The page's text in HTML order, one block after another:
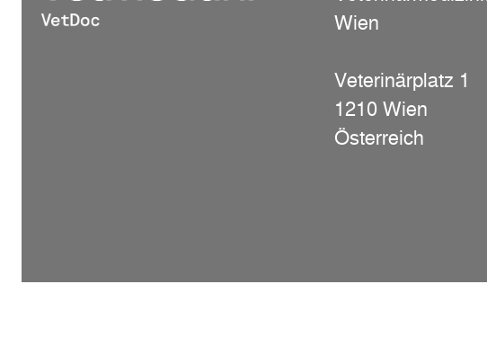
Wien
Veterinärplatz 1
1210 Wien
Österreich